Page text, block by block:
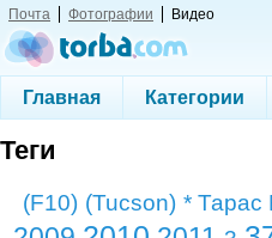
Почта Фотографии Видео
Главная Категории
Теги
(F10) (Tucson) * Тарас